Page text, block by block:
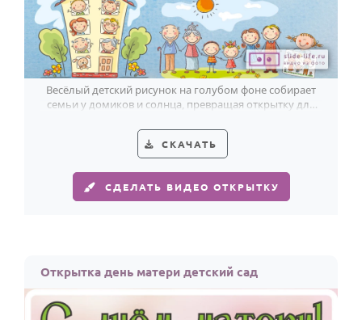
Весёлый детский рисунок на голубом фоне собирает
семьи у домиков и солнца, превращая открытку для
СКАЧАТЬ
СДЕЛАТЬ ВИДЕО ОТКРЫТКУ
Открытка день матери детский сад